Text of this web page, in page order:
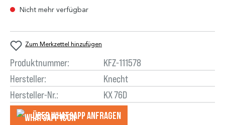
Nicht mehr verfügbar
Zum Merkzettel hinzufügen
Produktnummer:
KFZ-111578
Hersteller:
Knecht
Hersteller-Nr.:
KX 76D
Über WhatsApp anfragеn